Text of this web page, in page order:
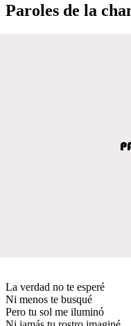
Paroles de la
La verdad no te esperé
Ni menos te busqué
Pero tu sol me iluminó